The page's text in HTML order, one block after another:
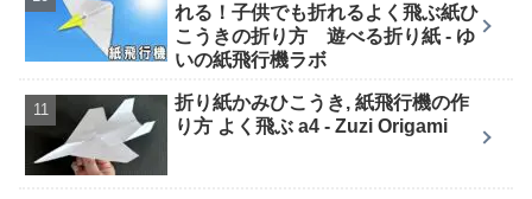
れる！子供でも折れるよく飛ぶ紙ひ
こうきの折り方 遊べる折り紙 - ゆ
いの紙飛行機ラボ
折り紙かみひこうき, 紙飛行機の作
り方 よく飛ぶ a4 - Zuzi Origami